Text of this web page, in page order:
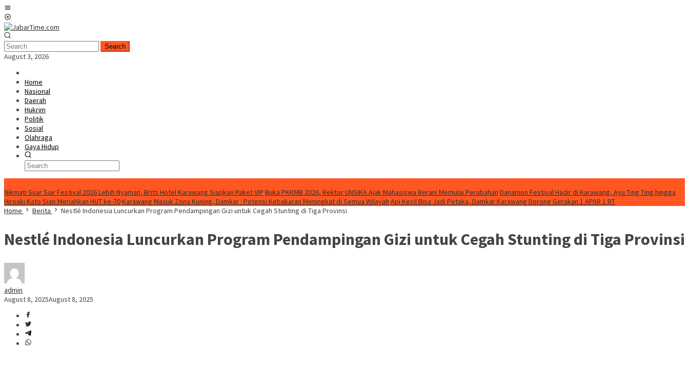
Skip
to
content
Search
August 3, 2026
Home
Nasional
Daerah
Hukrim
Politik
Sosial
Olahraga
Gaya Hidup
Nikmati Suar Siar Festival 2026 Lebih Nyaman, Brits Hotel Karawang Siapkan Paket VIP Buka PKKMB 2026, Rektor UNSIKA Ajak Mahasiswa Berani Memulai Perubahan Danamon Festival Hadir di Karawang, Ayu Ting Ting hingga
Hiroaki Kato Siap Meriahkan HUT ke-70Karawang Masuk Zona Kuning, Damkar : Potensi Kebakaran Meningkat di Semua Wilayah Api Kecil Bisa Jadi Petaka, Damkar Karawang Dorong Gerakan 1 APAR 1 RT
Home
Berita Nestlé Indonesia Luncurkan Program Pendampingan Gizi untuk Cegah Stunting di Tiga Provinsi
Nestlé Indonesia Luncurkan Program Pendampingan Gizi untuk Cegah Stunting di Tiga Provinsi
admin
August 8, 2025August 8, 2025